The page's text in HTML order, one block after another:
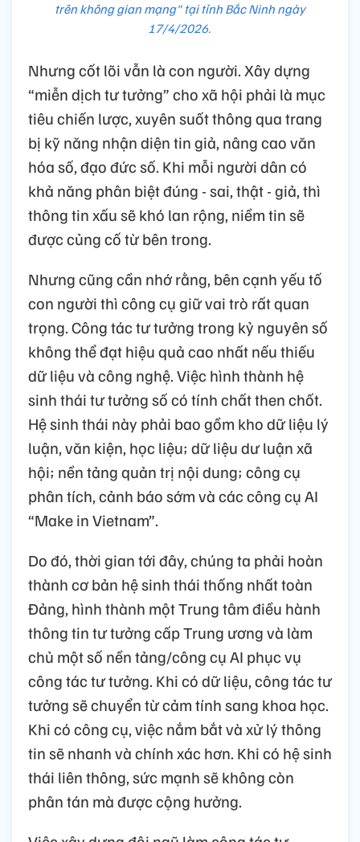
trên không gian mạng" tại tỉnh Bắc Ninh ngày
17/4/2026.
Nhưng cốt lõi vẫn là con người. Xây dựng
“miễn dịch tư tưởng” cho xã hội phải là mục
tiêu chiến lược, xuyên suốt thông qua trang
bị kỹ năng nhận diện tin giả, nâng cao văn
hóa số, đạo đức số. Khi mỗi người dân có
khả năng phân biệt đúng - sai, thật - giả, thì
thông tin xấu sẽ khó lan rộng, niềm tin sẽ
được củng cố từ bên trong.
Nhưng cũng cần nhớ rằng, bên cạnh yếu tố
con người thì công cụ giữ vai trò rất quan
trọng. Công tác tư tưởng trong kỷ nguyên số
không thể đạt hiệu quả cao nhất nếu thiếu
dữ liệu và công nghệ. Việc hình thành hệ
sinh thái tư tưởng số có tính chất then chốt.
Hệ sinh thái này phải bao gồm kho dữ liệu lý
luận, văn kiện, học liệu; dữ liệu dư luận xã
hội; nền tảng quản trị nội dung; công cụ
phân tích, cảnh báo sớm và các công cụ AI
“Make in Vietnam”.
Do đó, thời gian tới đây, chúng ta phải hoàn
thành cơ bản hệ sinh thái thống nhất toàn
Đảng, hình thành một Trung tâm điều hành
thông tin tư tưởng cấp Trung ương và làm
chủ một số nền tảng/công cụ AI phục vụ
công tác tư tưởng. Khi có dữ liệu, công tác tư
tưởng sẽ chuyển từ cảm tính sang khoa học.
Khi có công cụ, việc nắm bắt và xử lý thông
tin sẽ nhanh và chính xác hơn. Khi có hệ sinh
thái liên thông, sức mạnh sẽ không còn
phân tán mà được cộng hưởng.